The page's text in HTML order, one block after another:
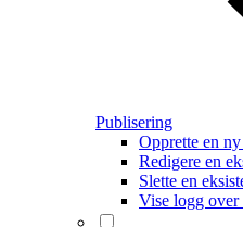
Publisering
Opprette en
Redigere en
Slette en
Vise logg over